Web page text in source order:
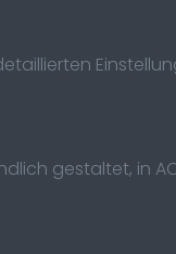
gestaltet, in